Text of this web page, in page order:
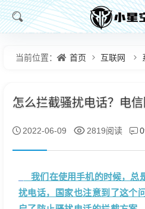
当前位置： 首页 互联网
怎么拦截骚扰电话？电
2022-06-09 2819阅读
我们在使用手机的时候，总
扰电话，国家也注意到了这个